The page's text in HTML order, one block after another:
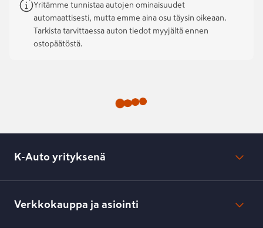
Yritämme tunnistaa autojen ominaisuudet
automaattisesti, mutta emme aina osu täysin oikeaan.
Tarkista tarvittaessa auton tiedot myyjältä ennen
ostopäätöstä.
K-Auto yrityksenä
Lehdistötiedotteet
Toimipisteiden yhteystiedot
Verkkokauppa ja asiointi